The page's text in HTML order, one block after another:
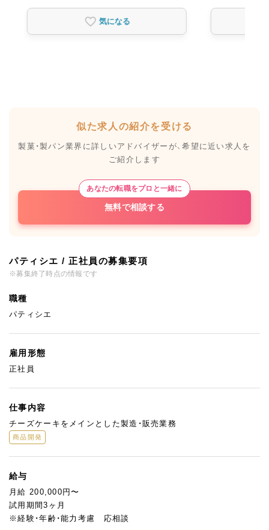
気になる
似た求人の紹介を受ける
製菓・製パン業界に詳しいアドバイザーが、希望に近い求人を
ご紹介します
あなたの転職をプロと一緒に
無料で相談する
パティシエ / 正社員の募集要項
※募集終了時点の情報です
職種
パティシエ
雇用形態
正社員
仕事内容
チーズケーキをメインとした製造・販売業務
商品開発
給与
月給 200,000円〜
試用期間3ヶ月
※経験・年齢・能力考慮 応相談